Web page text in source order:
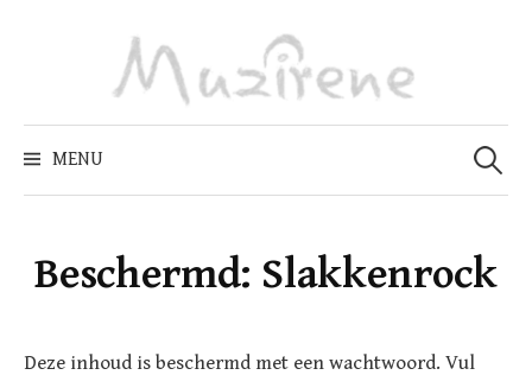
MENU
Zoeken
naar:
Beschermd: Slakkenrock
Deze inhoud is beschermd met een wachtwoord. Vul